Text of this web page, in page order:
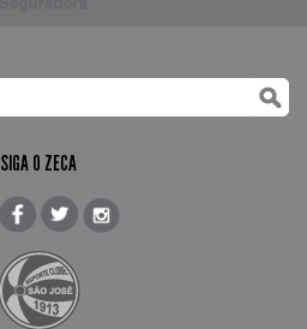
SIGA O ZECA